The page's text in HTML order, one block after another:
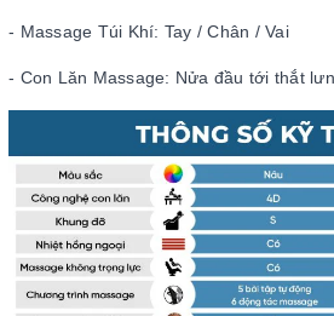
- Massage Túi Khí: Tay / Chân / Vai
- Con Lăn Massage: Nửa đầu tới thắt